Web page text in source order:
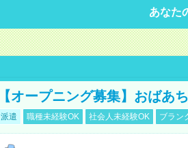
あなた
【オープニング募集】おばあ
派遣 職種未経験OK 社会人未経験OK ブラン